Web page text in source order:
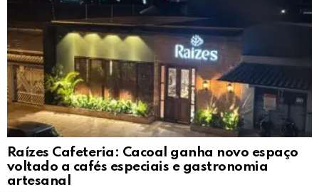
Raízes Cafeteria: Cacoal ganha novo espaço
voltado a cafés especiais e gastronomia
artesanal